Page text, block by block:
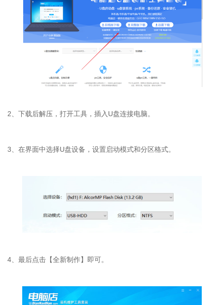
2、下载后解压，打开工具，插入U盘连接电脑。
3、在界面中选择U盘设备，设置启动模式和分区格式。
4、最后点击【全新制作】即可。